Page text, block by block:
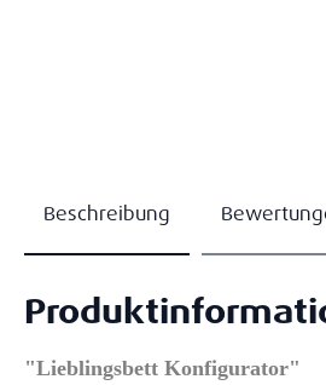
Beschreibung
"Lieblingsbett Konfigurator"